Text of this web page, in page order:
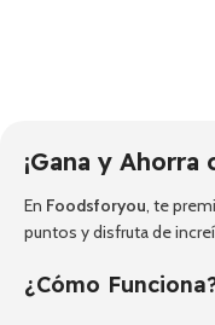
¡Gana y Ahorra
En Foodsforyou, te
puntos y disfruta de
¿Cómo